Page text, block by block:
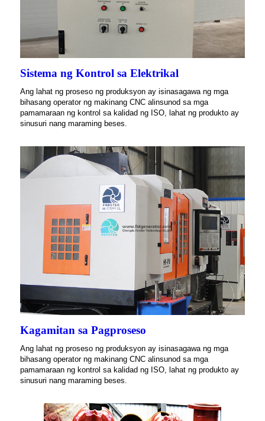
Sistema ng Kontrol sa Elektrikal
Ang lahat ng proseso ng produksyon ay isinasagawa ng mga
bihasang operator ng makinang CNC alinsunod sa mga
pamamaraan ng kontrol sa kalidad ng ISO, lahat ng produkto ay
sinusuri nang maraming beses.
Kagamitan sa Pagproseso
Ang lahat ng proseso ng produksyon ay isinasagawa ng mga
bihasang operator ng makinang CNC alinsunod sa mga
pamamaraan ng kontrol sa kalidad ng ISO, lahat ng produkto ay
sinusuri nang maraming beses.